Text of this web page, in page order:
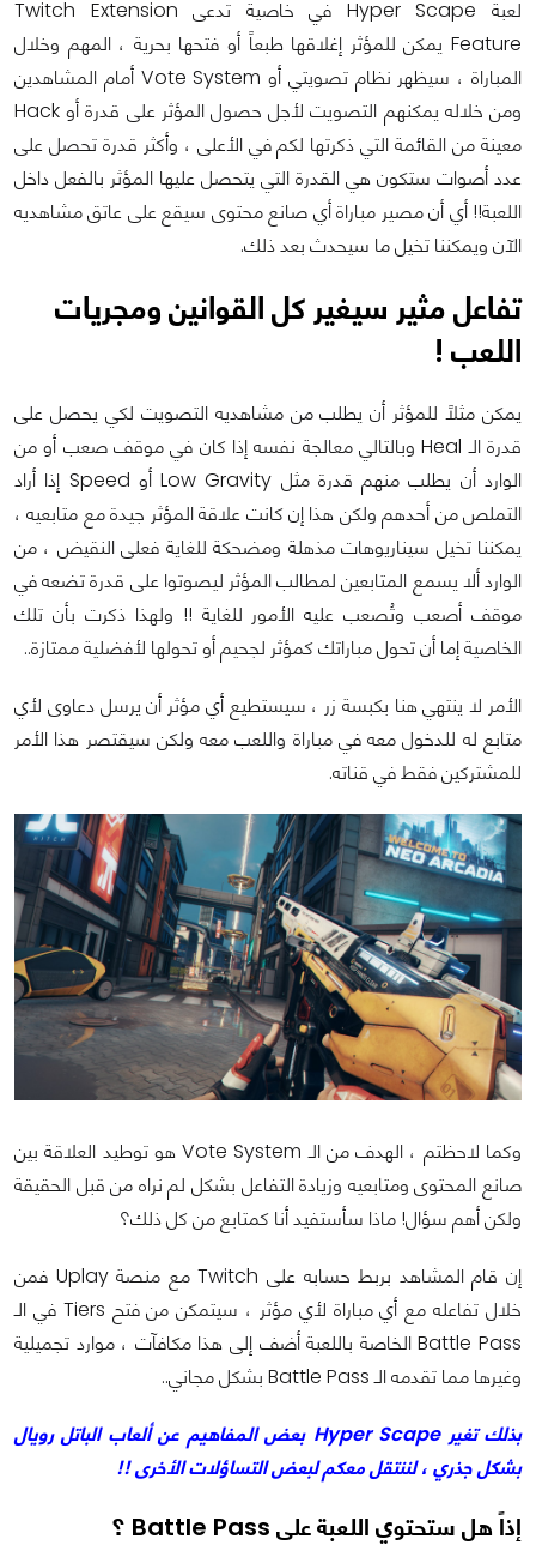
لعبة Hyper Scape في خاصية تدعى Twitch Extension
Feature يمكن للمؤثر إغلاقها طبعاً أو فتحها بحرية ، المهم وخلال
المباراة ، سيظهر نظام تصويتي أو Vote System أمام المشاهدين
ومن خلاله يمكنهم التصويت لأجل حصول المؤثر على قدرة أو Hack
معينة من القائمة التي ذكرتها لكم في الأعلى ، وأكثر قدرة تحصل على
عدد أصوات ستكون هي القدرة التي يتحصل عليها المؤثر بالفعل داخل
اللعبة!! أي أن مصير مباراة أي صانع محتوى سيقع على عاتق مشاهديه
الآن ويمكننا تخيل ما سيحدث بعد ذلك.
تفاعل مثير سيغير كل القوانين ومجريات
اللعب !
يمكن مثلاً للمؤثر أن يطلب من مشاهديه التصويت لكي يحصل على
قدرة الـ Heal وبالتالي معالجة نفسه إذا كان في موقف صعب أو من
الوارد أن يطلب منهم قدرة مثل Low Gravity أو Speed إذا أراد
التملص من أحدهم ولكن هذا إن كانت علاقة المؤثر جيدة مع متابعيه ،
يمكننا تخيل سيناريوهات مذهلة ومضحكة للغاية فعلى النقيض ، من
الوارد ألا يسمع المتابعين لمطالب المؤثر ليصوتوا على قدرة تضعه في
موقف أصعب وتُصعب عليه الأمور للغاية !! ولهذا ذكرت بأن تلك
الخاصية إما أن تحول مباراتك كمؤثر لجحيم أو تحولها لأفضلية ممتازة..
الأمر لا ينتهي هنا بكبسة زر ، سيستطيع أي مؤثر أن يرسل دعاوى لأي
متابع له للدخول معه في مباراة واللعب معه ولكن سيقتصر هذا الأمر
للمشتركين فقط في قناته.
وكما لاحظتم ، الهدف من الـ Vote System هو توطيد العلاقة بين
صانع المحتوى ومتابعيه وزيادة التفاعل بشكل لم نراه من قبل الحقيقة
ولكن أهم سؤال! ماذا سأستفيد أنا كمتابع من كل ذلك؟
إن قام المشاهد بربط حسابه على Twitch مع منصة Uplay فمن
خلال تفاعله مع أي مباراة لأي مؤثر ، سيتمكن من فتح Tiers في الـ
Battle Pass الخاصة باللعبة أضف إلى هذا مكافآت ، موارد تجميلية
وغيرها مما تقدمه الـ Battle Pass بشكل مجاني..
بذلك تغير Hyper Scape بعض المفاهيم عن ألعاب الباتل رويال
بشكل جذري ، لننتقل معكم لبعض التساؤلات الأخرى !!
إذاً هل ستحتوي اللعبة على Battle Pass ؟